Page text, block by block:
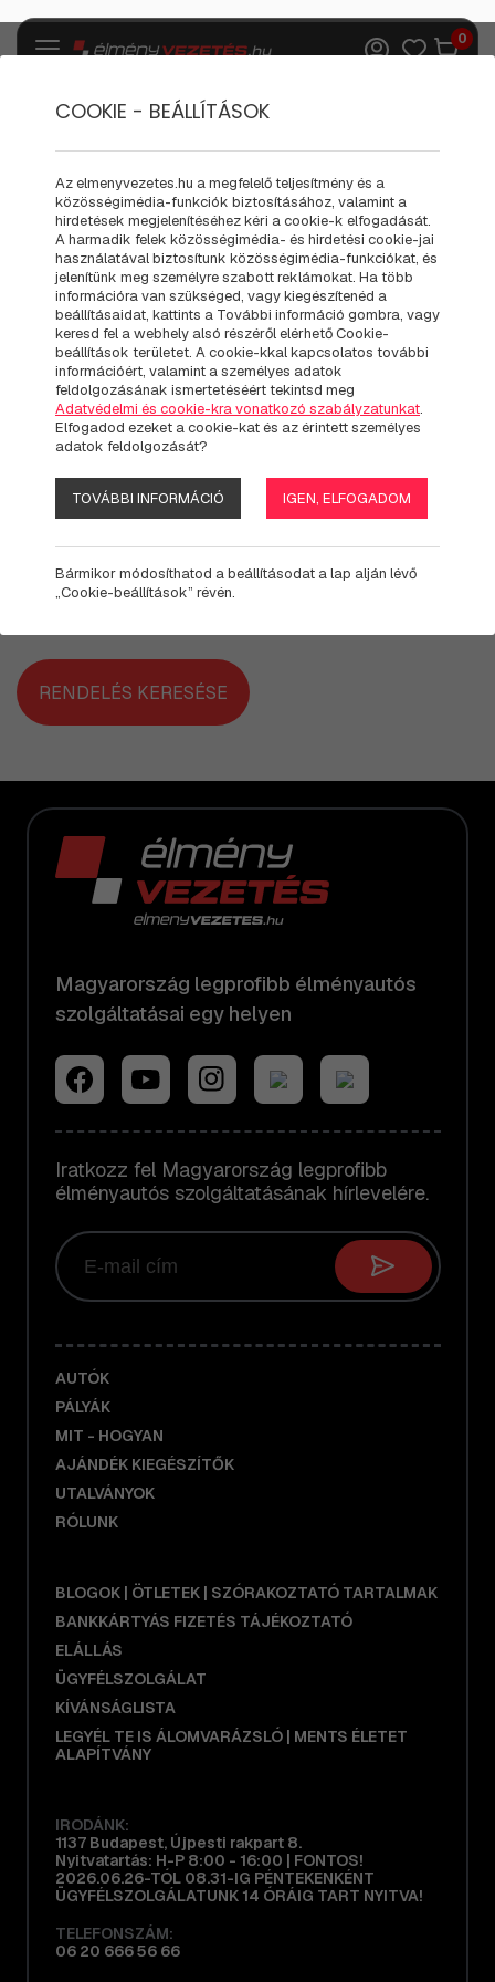
0
ELÁLLÁS
Kérjük, pontosan töltse ki az alábbi űrlapot, mert a
kapcsolattartás a megadott információk szerint történik.
*
VÁSÁRLÁSNÁL HASZNÁLT E-MAIL CÍM*
RENDELÉS AZONOSÍTÓ*
RENDELÉS KERESÉSE
Magyarország legprofibb élményautós
szolgáltatásai egy helyen
Iratkozz fel Magyarország legprofibb
élményautós szolgáltatásának hírlevelére.
AUTÓK
PÁLYÁK
MIT - HOGYAN
AJÁNDÉK KIEGÉSZÍTŐK
UTALVÁNYOK
RÓLUNK
BLOGOK | ÖTLETEK | SZÓRAKOZTATÓ TARTALMAK
BANKKÁRTYÁS FIZETÉS TÁJÉKOZTATÓ
ELÁLLÁS
ÜGYFÉLSZOLGÁLAT
KÍVÁNSÁGLISTA
LEGYÉL TE IS ÁLOMVARÁZSLÓ | MENTS ÉLETET
ALAPÍTVÁNY
IRODÁNK:
1137 Budapest, Újpesti rakpart 8.
Nyitvatartás: H-P 8:00 - 16:00 | FONTOS!
2026.06.26-TÓL 08.31-IG PÉNTEKENKÉNT
ÜGYFÉLSZOLGÁLATUNK 14 ÓRÁIG TART NYITVA!
TELEFONSZÁM:
06 20 666 56 66
COOKIE - BEÁLLÍTÁSOK
Az elmenyvezetes.hu a megfelelő teljesítmény és a
közösségimédia-funkciók biztosításához, valamint a
hirdetések megjelenítéséhez kéri a cookie-k elfogadását.
A harmadik felek közösségimédia- és hirdetési cookie-jai
használatával biztosítunk közösségimédia-funkciókat, és
jelenítünk meg személyre szabott reklámokat. Ha több
információra van szükséged, vagy kiegészítenéd a
beállításaidat, kattints a További információ gombra, vagy
keresd fel a webhely alsó részéről elérhető Cookie-
beállítások területet. A cookie-kkal kapcsolatos további
információért, valamint a személyes adatok
feldolgozásának ismertetéséért tekintsd meg
Adatvédelmi és cookie-kra vonatkozó szabályzatunkat.
Elfogadod ezeket a cookie-kat és az érintett személyes
adatok feldolgozását?
TOVÁBBI INFORMÁCIÓ IGEN, ELFOGADOM
Bármikor módosíthatod a beállításodat a lap alján lévő
„Cookie-beállítások” révén.